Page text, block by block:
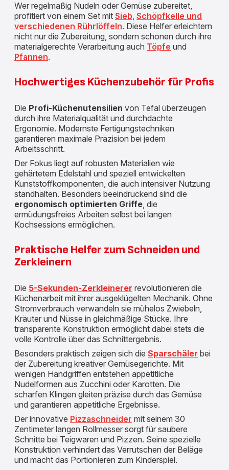
Wer regelmäßig Nudeln oder Gemüse zubereitet,
profitiert von einem Set mit Sieb, Schöpfkelle und
verschiedenen Rührlöffeln. Diese Helfer erleichtern
nicht nur die Zubereitung, sondern schonen durch ihre
materialgerechte Verarbeitung auch Töpfe und
Pfannen.
Hochwertiges Küchenzubehör für Profis
Die Profi-Küchenutensilien von Tefal überzeugen
durch ihre Materialqualität und durchdachte
Ergonomie. Modernste Fertigungstechniken
garantieren maximale Präzision bei jedem
Arbeitsschritt.
Der Fokus liegt auf robusten Materialien wie
gehärtetem Edelstahl und speziell entwickelten
Kunststoffkomponenten, die auch intensiver Nutzung
standhalten. Besonders beeindruckend sind die
ergonomisch optimierten Griffe, die
ermüdungsfreies Arbeiten selbst bei langen
Kochsessions ermöglichen.
Praktische Helfer zum Schneiden und
Zerkleinern
Die 5-Sekunden-Zerkleinerer revolutionieren die
Küchenarbeit mit ihrer ausgeklügelten Mechanik. Ohne
Stromverbrauch verwandeln sie mühelos Zwiebeln,
Kräuter und Nüsse in gleichmäßige Stücke. Ihre
transparente Konstruktion ermöglicht dabei stets die
volle Kontrolle über das Schnittergebnis.
Besonders praktisch zeigen sich die Sparschäler bei
der Zubereitung kreativer Gemüsegerichte. Mit
wenigen Handgriffen entstehen appetitliche
Nudelformen aus Zucchini oder Karotten. Die
scharfen Klingen gleiten präzise durch das Gemüse
und garantieren appetitliche Ergebnisse.
Der innovative Pizzaschneider mit seinem 30
Zentimeter langen Rollmesser sorgt für saubere
Schnitte bei Teigwaren und Pizzen. Seine spezielle
Konstruktion verhindert das Verrutschen der Beläge
und macht das Portionieren zum Kinderspiel.